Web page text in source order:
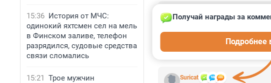
15:36 История от МЧС:
одинокий яхтсмен сел на мель
в Финском заливе, телефон
разрядился, судовые средства
связи сломались
15:21 Трое мужчин
20 июля 2023, 18:36
на психитрическое
ним нехорошо сделалось
Suricat
Получай награды за
Подробнее